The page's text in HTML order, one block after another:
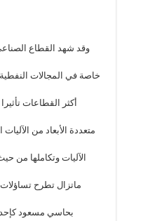
وقد شهد القطاع
خاصة في المجالات
أكثر القطاعات
متعددة الأبعاد من
الآليات وتكاملها من
ماتزال تطرح
بحاسي مسعود